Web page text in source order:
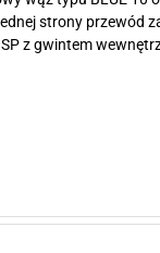
strony przewód
z gwintem